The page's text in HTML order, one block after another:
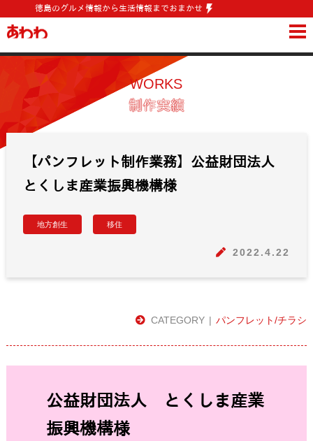
島のグルメ情報から生活情報までおまかせ
WORKS
SKILL
VISION 目指すこと
STAFF 支える人たち
CONTACT お問い合わせ
WORKS
制作実績
【パンフレット制作業務】公益財団法人
とくしま産業振興機構様
地方創生 移住
2022.4.22
CATEGORY パンフレット/チラシ
公益財団法人 とくしま産業
振興機構様